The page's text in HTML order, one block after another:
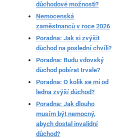
důchodové možnosti?
Nemocenská
zaměstnanců v roce 2026
Poradna: Jak si zvýšit
důchod na poslední chvíli?
Poradna: Budu vdovský
důchod pobírat trvale?
Poradna: O kolik se mi od
ledna zvýší důchod?
Poradna: Jak dlouho
musím být nemocný,
abych dostal invalidní
důchod?